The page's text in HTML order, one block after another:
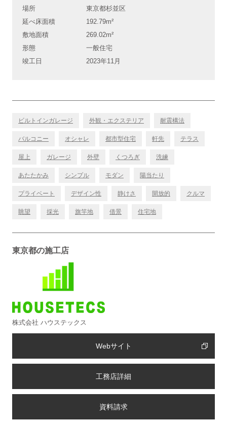
場所
東京都杉並区
延べ床面積
192.79m²
敷地面積
269.02m²
形態
一般住宅
竣工日
2023年11月
ビルトインガレージ 外観・エクステリア 耐震構法
バルコニー オシャレ 都市型住宅 軒先 テラス
屋上 ガレージ 外壁 くつろぎ 洗練
あたたかみ シンプル モダン 陽当たり
プライベート デザイン性 静けさ 開放的 クルマ
眺望 採光 旗竿地 借景 住宅地
東京都の施工店
株式会社 ハウステックス
Webサイト
工務店詳細